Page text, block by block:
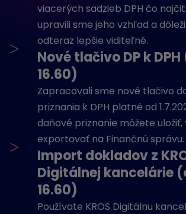
viacerých sadzieb DPH čo
upravili sme jeho vzhľad a
odteraz lepšie viditeľné.
>
Nové tlačivo DP k
16.60)
Zapracovali sme nové tlačivo
priznania k DPH platné od
daňové priznanie môžete
exportovať na Finančnú správu.
>
Import dokladov z
Digitálnej kancelárie
16.60)
Používate KROS Digitálnu